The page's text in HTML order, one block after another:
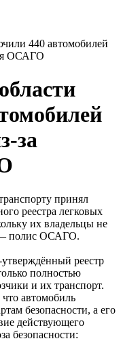
440 автомобилей
ОСАГО
за
принял
реестра легковых
их владельцы не
— полис ОСАГО.
реестр
полностью
и их транспорт.
автомобиль
безопасности, а его
действующего
безопасности: